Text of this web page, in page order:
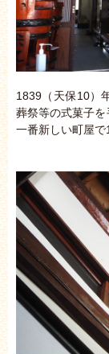
1839（天保10）
葬祭等の式菓子
一番新しい町屋で